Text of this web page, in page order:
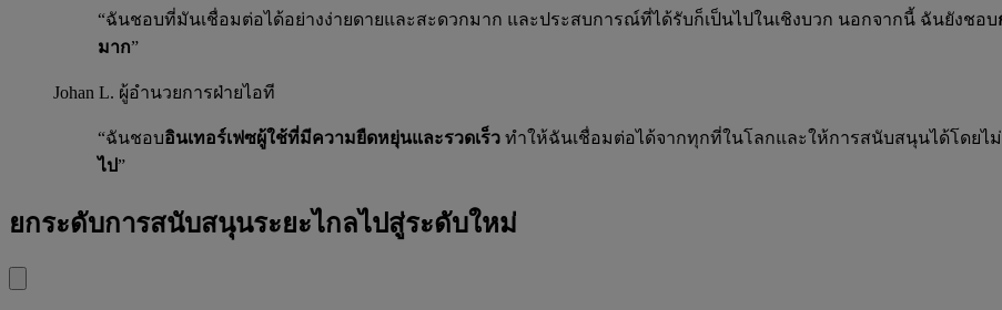
“ฉันชอบที่มันเชื่อมต่อได้อย่างง่ายดายและสะดวกมาก และประสบการณ์ที่ได้รับก็เป็นไปในเชิงบวก นอกจากนี้ ฉันยังชอบ
มาก”
Johan L. ผู้อำนวยการฝ่ายไอที
“ฉันชอบอินเทอร์เฟซผู้ใช้ที่มีความยืดหยุ่นและรวดเร็ว ทำให้ฉันเชื่อมต่อได้จากทุกที่ในโลกและให้การสนับสนุนได้โดยไ
ไป”
ยกระดับการสนับสนุนระยะไกลไปสู่ระดับใหม่